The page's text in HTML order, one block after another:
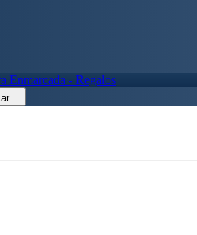
Enmarcada - Regalos
…